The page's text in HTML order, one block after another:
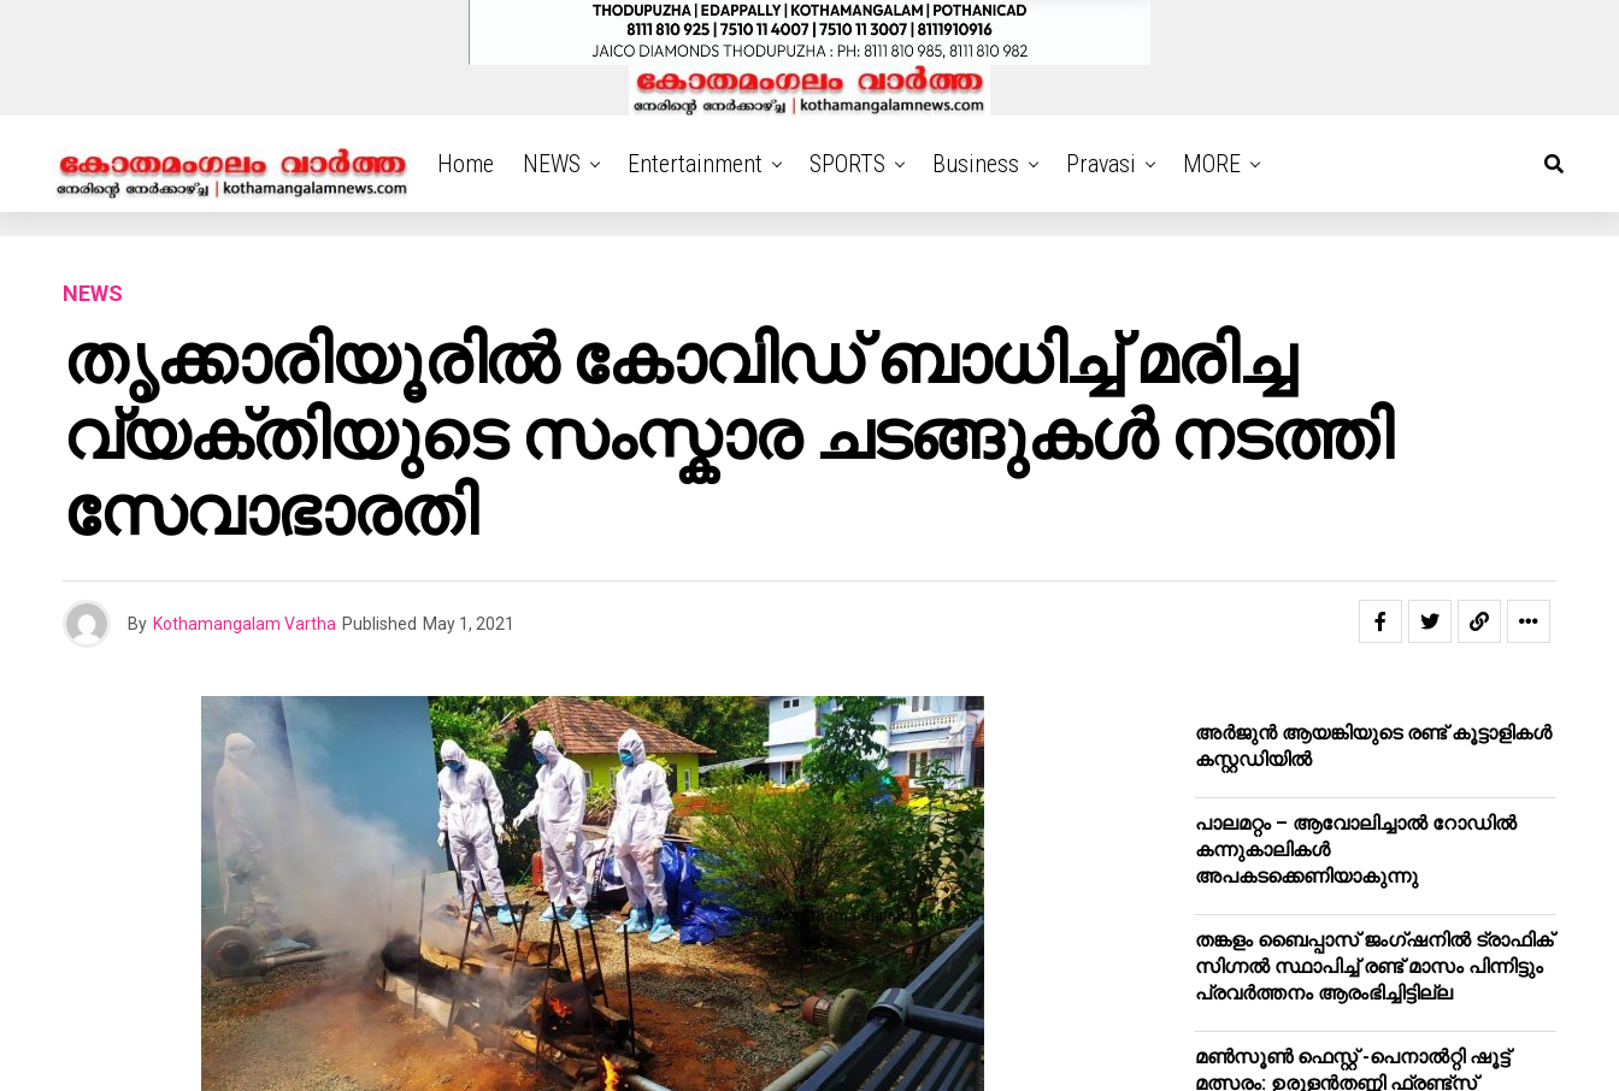
Home NEWS Entertainment SPORTS Business Pravasi MORE
NEWS
തൃക്കാരിയൂരിൽ കോവിഡ് ബാധിച്ച് മരിച്ച
വ്യക്തിയുടെ സംസ്കാര ചടങ്ങുകൾ നടത്തി
സേവാഭാരതി
By Kothamangalam Vartha Published May 1, 2021
അർജുൻ ആയങ്കിയുടെ രണ്ട് കൂട്ടാളികൾ
കസ്റ്റഡിയിൽ
പാലമറ്റം – ആവോലിച്ചാൽ റോഡിൽ
കന്നുകാലികൾ
അപകടക്കെണിയാകുന്നു
തങ്കളം ബൈപ്പാസ് ജംഗ്ഷനിൽ ട്രാഫിക്
സിഗ്നല്‍ സ്ഥാപിച്ച് രണ്ട് മാസം പിന്നിട്ടും
പ്രവർത്തനം ആരംഭിച്ചിട്ടില്ല
മൺസൂൺ ഫെസ്റ്റ് -പെനാൽറ്റി ഷൂട്ട്
മത്സരം: ഉരുളൻതണ്ണി ഫ്രണ്ട്സ്